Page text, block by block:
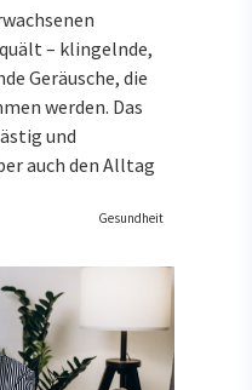
– klingelnde,
Geräusche, die
werden. Das
und
auch den Alltag
Gesundheit